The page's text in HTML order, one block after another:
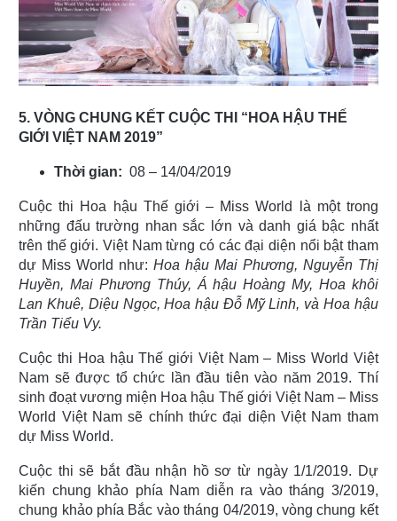
5. VÒNG CHUNG KẾT CUỘC THI “HOA HẬU THẾ
GIỚI VIỆT NAM 2019”
Thời gian: 08 – 14/04/2019
Cuộc thi Hoa hậu Thế giới – Miss World là một trong
những đấu trường nhan sắc lớn và danh giá bậc nhất
trên thế giới. Việt Nam từng có các đại diện nổi bật tham
dự Miss World như:Hoa hậu Mai Phương, Nguyễn Thị
Huyền, Mai Phương Thúy, Á hậu Hoàng My, Hoa khôi
Lan Khuê, Diệu Ngọc, Hoa hậu Đỗ Mỹ Linh, và Hoa hậu
Trần Tiểu Vy.
Cuộc thi Hoa hậu Thế giới Việt Nam – Miss World Việt
Nam sẽ được tổ chức lần đầu tiên vào năm 2019. Thí
sinh đoạt vương miện Hoa hậu Thế giới Việt Nam – Miss
World Việt Nam sẽ chính thức đại diện Việt Nam tham
dự Miss World.
Cuộc thi sẽ bắt đầu nhận hồ sơ từ ngày 1/1/2019. Dự
kiến chung khảo phía Nam diễn ra vào tháng 3/2019,
chung khảo phía Bắc vào tháng 04/2019, vòng chung kết